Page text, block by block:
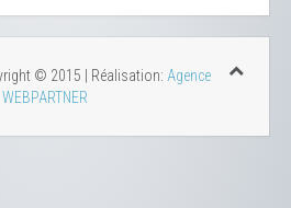
© 2015 | Réalisation: Agence
WEBPARTNER